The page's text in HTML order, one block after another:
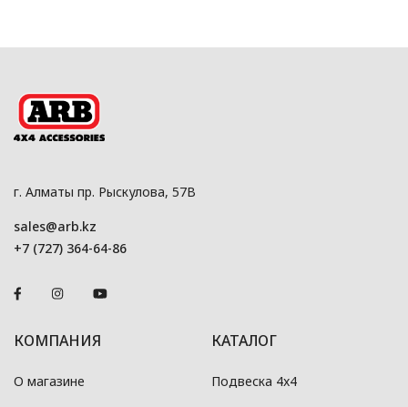
г. Алматы пр. Рыскулова, 57В
sales@arb.kz
+7 (727) 364-64-86
КОМПАНИЯ
О магазине
КАТАЛОГ
Подвеска 4x4